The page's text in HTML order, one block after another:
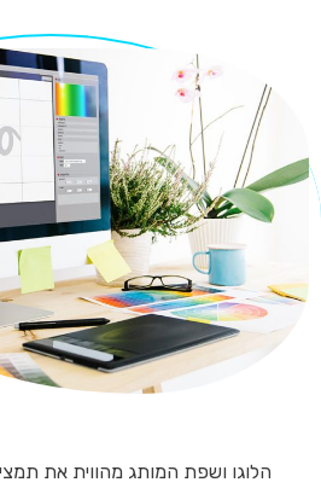
הלוגו ושפת המותג מהווית את